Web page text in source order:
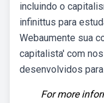
incluindo o
infinittus para
Webaumente sua
capitalista' com
desenvolvidos
For more